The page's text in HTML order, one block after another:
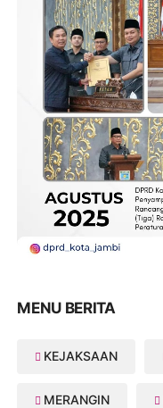
MENU BERITA
KEJAKSAAN
MERANGIN